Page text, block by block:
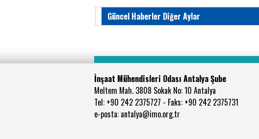
Güncel Haberler Diğer Aylar
İnşaat Mühendisleri Odası Antalya Şube
Meltem Mah. 3808 Sokak No: 10 Antalya
Tel: +90 242 2375727 - Faks: +90 242 2375731
e-posta: antalya@imo.org.tr